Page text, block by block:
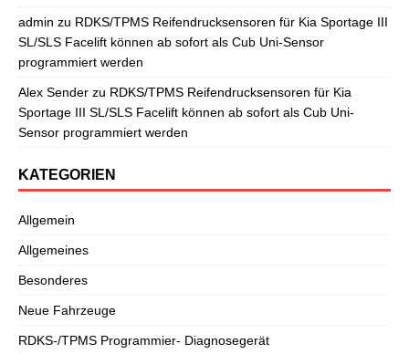
admin zu RDKS/TPMS Reifendrucksensoren für Kia Sportage III
SL/SLS Facelift können ab sofort als Cub Uni-Sensor
programmiert werden
Alex Sender zu RDKS/TPMS Reifendrucksensoren für Kia
Sportage III SL/SLS Facelift können ab sofort als Cub Uni-
Sensor programmiert werden
KATEGORIEN
Allgemein
Allgemeines
Besonderes
Neue Fahrzeuge
RDKS-/TPMS Programmier- Diagnosegerät